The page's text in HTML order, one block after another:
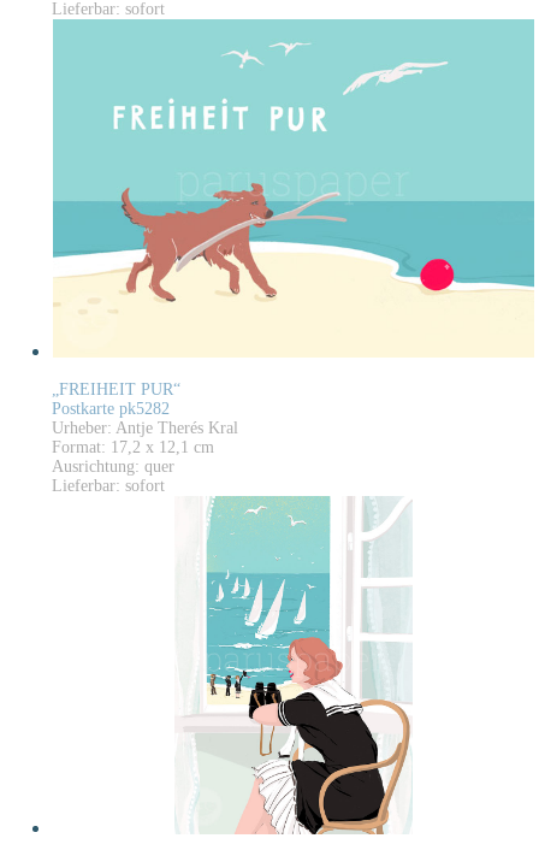
Lieferbar: sofort
„FREIHEIT PUR“
Postkarte pk5282
Urheber: Antje Therés Kral
Format: 17,2 x 12,1 cm
Ausrichtung: quer
Lieferbar: sofort